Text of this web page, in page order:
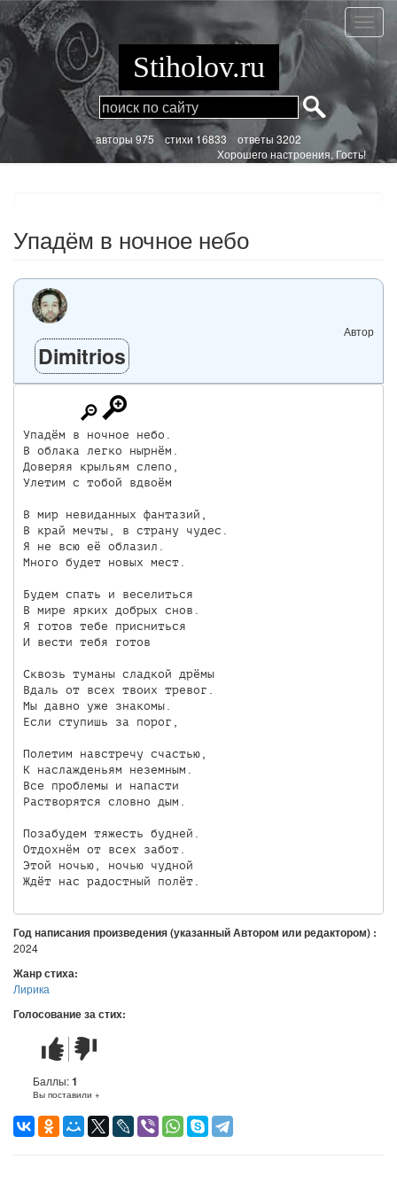
Перейти
к
основному
содержанию
в
небо
Stiholov.ru
aвторы 975стихи 16833 ответы 3202
Хорошего настроения, Гость!
Упадём в ночное небо
Автор
Dimitrios
Упадём в ночное небо.
В облака легко нырнём.
Доверяя крыльям слепо,
Улетим с тобой вдвоём
В мир невиданных фантазий,
В край мечты, в страну чудес.
Я не всю её облазил.
Много будет новых мест.
Будем спать и веселиться
В мире ярких добрых снов.
Я готов тебе присниться
И вести тебя готов
Сквозь туманы сладкой дрёмы
Вдаль от всех твоих тревог.
Мы давно уже знакомы.
Если ступишь за порог,
Полетим навстречу счастью,
К наслажденьям неземным.
Все проблемы и напасти
Растворятся словно дым.
Позабудем тяжесть будней.
Отдохнём от всех забот.
Этой ночью, ночью чудной
Год написания произведения (указанный Автором или редактором) :
2024
Жанр стиха:
Лирика
Голосование за стих:
Стих
понравился
Стих
не
понравился
Баллы:1
Вы поставили +